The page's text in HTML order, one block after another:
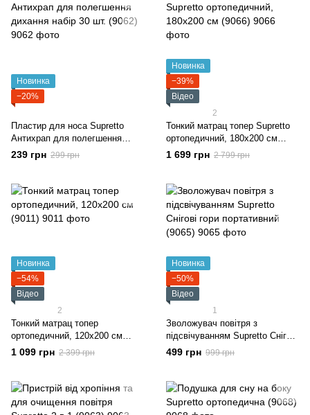
Новинка
−20%
Пластир для носа Supretto
Антихрап для полегшення
дихання набір 30 шт. (9062)
239 грн 299 грн
Новинка
−39%
Відео
2
Тонкий матрац топер Supretto
ортопедичний, 180x200 см
(9066)
1 699 грн 2 799 грн
Новинка
−54%
Відео
2
Тонкий матрац топер
ортопедичний, 120x200 см
(9011)
1 099 грн 2 399 грн
Новинка
−50%
Відео
1
Зволожувач повітря з
підсвічуванням Supretto Снігові
гори портативний (9065)
499 грн 999 грн